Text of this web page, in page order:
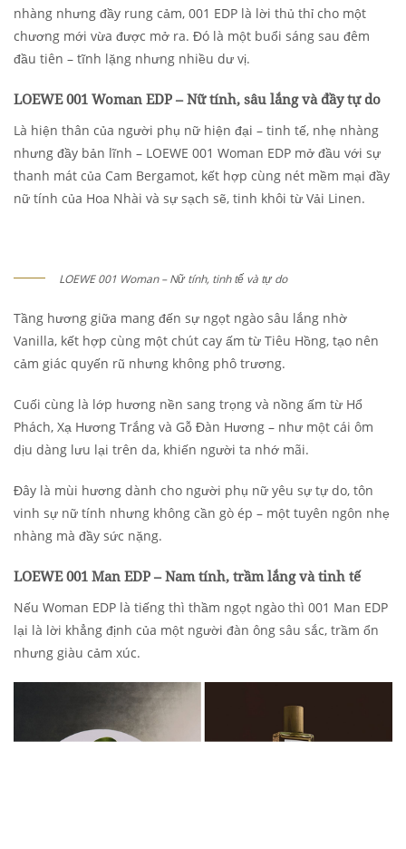
nhàng nhưng đầy rung cảm, 001 EDP là lời thủ thỉ cho một
chương mới vừa được mở ra. Đó là một buổi sáng sau đêm
đầu tiên – tĩnh lặng nhưng nhiều dư vị.
LOEWE 001 Woman EDP – Nữ tính, sâu lắng và đầy tự do
Là hiện thân của người phụ nữ hiện đại – tinh tế, nhẹ nhàng
nhưng đầy bản lĩnh – LOEWE 001 Woman EDP mở đầu với sự
thanh mát của Cam Bergamot, kết hợp cùng nét mềm mại đầy
nữ tính của Hoa Nhài và sự sạch sẽ, tinh khôi từ Vải Linen.
LOEWE 001 Woman – Nữ tính, tinh tế và tự do
Tầng hương giữa mang đến sự ngọt ngào sâu lắng nhờ
Vanilla, kết hợp cùng một chút cay ấm từ Tiêu Hồng, tạo nên
cảm giác quyến rũ nhưng không phô trương.
Cuối cùng là lớp hương nền sang trọng và nồng ấm từ Hổ
Phách, Xạ Hương Trắng và Gỗ Đàn Hương – như một cái ôm
dịu dàng lưu lại trên da, khiến người ta nhớ mãi.
Đây là mùi hương dành cho người phụ nữ yêu sự tự do, tôn
vinh sự nữ tính nhưng không cần gò ép – một tuyên ngôn nhẹ
nhàng mà đầy sức nặng.
LOEWE 001 Man EDP – Nam tính, trầm lắng và tinh tế
Nếu Woman EDP là tiếng thì thầm ngọt ngào thì 001 Man EDP
lại là lời khẳng định của một người đàn ông sâu sắc, trầm ổn
nhưng giàu cảm xúc.